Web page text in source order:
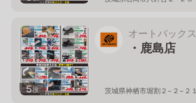
5枚
オートバックス
・鹿島店
茨城県神栖市堀割２−２−２１